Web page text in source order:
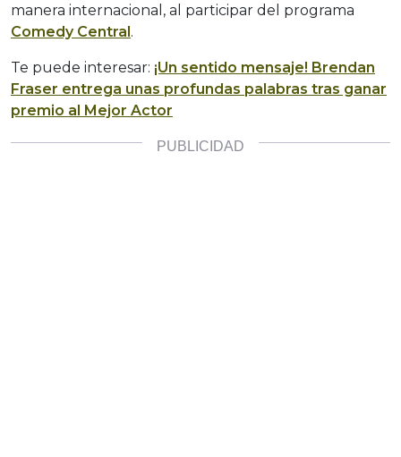
manera internacional, al participar del programa
Comedy Central.
Te puede interesar: ¡Un sentido mensaje! Brendan
Fraser entrega unas profundas palabras tras ganar
premio al Mejor Actor